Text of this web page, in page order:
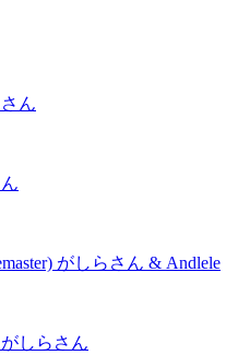
ん
がしらさん & Andlele
がしらさん